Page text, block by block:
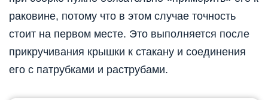
раковине, потому что в этом случае точность
стоит на первом месте. Это выполняется после
прикручивания крышки к стакану и соединения
его с патрубками и раструбами.